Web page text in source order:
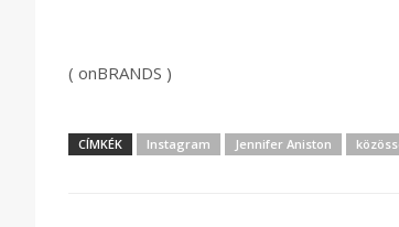
( onBRANDS )
CÍMKÉK Instagram Jennifer Aniston